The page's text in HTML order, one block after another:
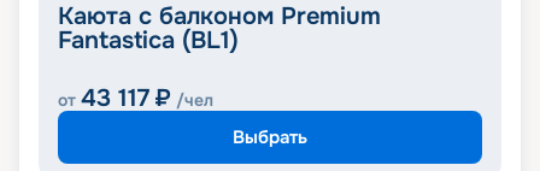
Каюта с балконом Premium
Fantastica (BL1)
от 43 117 ₽ /чел
Выбрать